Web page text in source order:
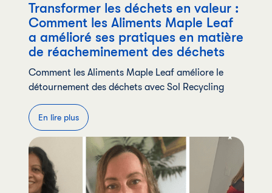
Transformer les déchets en valeur :
Comment les Aliments Maple Leaf
a amélioré ses pratiques en matière
de réacheminement des déchets
Comment les Aliments Maple Leaf améliore le
détournement des déchets avec Sol Recycling
En lire plus